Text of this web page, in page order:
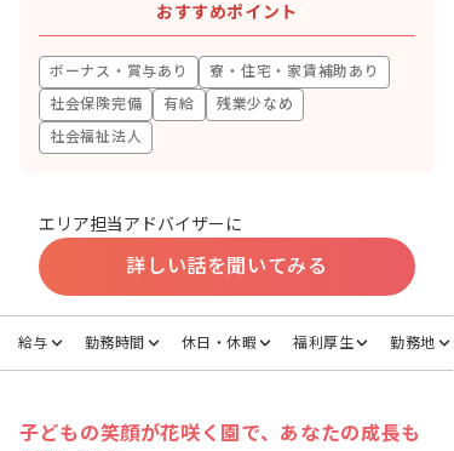
おすすめポイント
ボーナス・賞与あり
寮・住宅・家賃補助あり
社会保険完備
有給
残業少なめ
社会福祉法人
エリア担当アドバイザーに
詳しい話を聞いてみる
給与 勤務時間 休日・休暇 福利厚生 勤務地
子どもの笑顔が花咲く園で、あなたの成長も